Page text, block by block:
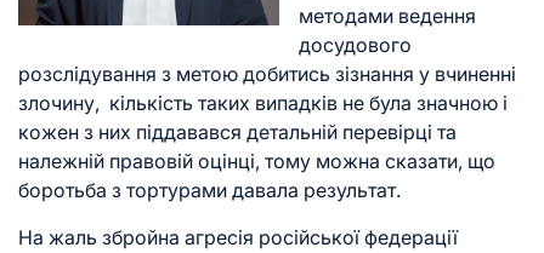
методами ведення
досудового
розслідування з метою добитись зізнання у вчиненні
злочину, кількість таких випадків не була значною і
кожен з них піддавався детальній перевірці та
належній правовій оцінці, тому можна сказати, що
боротьба з тортурами давала результат.
На жаль збройна агресія російської федерації